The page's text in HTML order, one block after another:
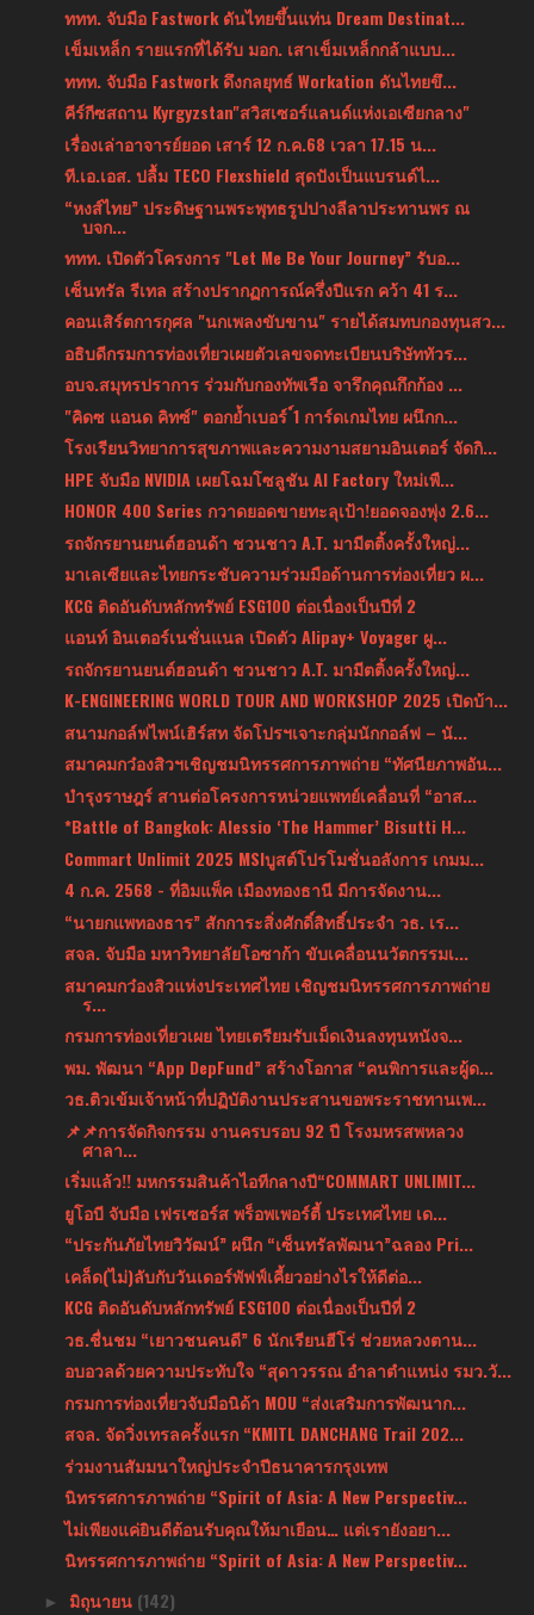
ททท. จับมือ Fastwork ดันไทยขึ้นแท่น Dream Destinat...
เข็มเหล็ก รายแรกที่ได้รับ มอก. เสาเข็มเหล็กกล้าแบบ...
ททท. จับมือ Fastwork ดึงกลยุทธ์ Workation ดันไทยขึ...
คีร์กีซสถาน Kyrgyzstan"สวิสเซอร์แลนด์แห่งเอเซียกลาง"
เรื่องเล่าอาจารย์ยอด เสาร์ 12 ก.ค.68 เวลา 17.15 น...
ที.เอ.เอส. ปลื้ม TECO Flexshield สุดปังเป็นแบรนด์ไ...
“หงส์ไทย” ประดิษฐานพระพุทธรูปปางลีลาประทานพร ณ
บจก...
ททท. เปิดตัวโครงการ "Let Me Be Your Journey” รับอ...
เซ็นทรัล รีเทล สร้างปรากฏการณ์ครึ่งปีแรก คว้า 41 ร...
คอนเสิร์ตการกุศล "นกเพลงขับขาน" รายได้สมทบกองทุนสว...
อธิบดีกรมการท่องเที่ยวเผยตัวเลขจดทะเบียนบริษัททัวร...
อบจ.สมุทรปราการ ร่วมกับกองทัพเรือ จารึกคุณกึกก้อง ...
"คิดซ แอนด คิทซ์" ตอกย้ำเบอร์ ์1 การ์ดเกมไทย ผนึกก...
โรงเรียนวิทยาการสุขภาพและความงามสยามอินเตอร์ จัดกิ...
HPE จับมือ NVIDIA เผยโฉมโซลูชัน AI Factory ใหม่เพื...
HONOR 400 Series กวาดยอดขายทะลุเป้า!ยอดจองพุ่ง 2.6...
รถจักรยานยนต์ฮอนด้า ชวนชาว A.T. มามีตติ้งครั้งใหญ่...
มาเลเซียและไทยกระชับความร่วมมือด้านการท่องเที่ยว ผ...
KCG ติดอันดับหลักทรัพย์ ESG100 ต่อเนื่องเป็นปีที่ 2
แอนท์ อินเตอร์เนชั่นแนล เปิดตัว Alipay+ Voyager ผู...
รถจักรยานยนต์ฮอนด้า ชวนชาว A.T. มามีตติ้งครั้งใหญ่...
K-ENGINEERING WORLD TOUR AND WORKSHOP 2025 เปิดบ้า...
สนามกอล์ฟไพน์เฮิร์สท จัดโปรฯเจาะกลุ่มนักกอล์ฟ – นั...
สมาคมกว๋องสิวฯเชิญชมนิทรรศการภาพถ่าย “ทัศนียภาพอัน...
บำรุงราษฎร์ สานต่อโครงการหน่วยแพทย์เคลื่อนที่ “อาส...
*Battle of Bangkok: Alessio ‘The Hammer’ Bisutti H...
Commart Unlimit 2025 MSIบูสต์โปรโมชั่นอลังการ เกมม...
4 ก.ค. 2568 - ที่อิมแพ็ค เมืองทองธานี มีการจัดงาน...
“นายกแพทองธาร” สักการะสิ่งศักดิ์สิทธิ์ประจำ วธ. เร...
สจล. จับมือ มหาวิทยาลัยโอซาก้า ขับเคลื่อนนวัตกรรมเ...
สมาคมกว๋องสิวแห่งประเทศไทย เชิญชมนิทรรศการภาพถ่าย
ร...
กรมการท่องเที่ยวเผย ไทยเตรียมรับเม็ดเงินลงทุนหนังจ...
พม. พัฒนา “App DepFund” สร้างโอกาส “คนพิการและผู้ด...
วธ.ติวเข้มเจ้าหน้าที่ปฏิบัติงานประสานขอพระราชทานเพ...
📌📌การจัดกิจกรรม งานครบรอบ 92 ปี โรงมหรสพหลวง
ศาลา...
เริ่มแล้ว!! มหกรรมสินค้าไอทีกลางปี“COMMART UNLIMIT...
ยูโอบี จับมือ เฟรเซอร์ส พร็อพเพอร์ตี้ ประเทศไทย เด...
“ประกันภัยไทยวิวัฒน์” ผนึก “เซ็นทรัลพัฒนา”ฉลอง Pri...
เคล็ด(ไม่)ลับกับวันเดอร์พัฟฟ์เคี้ยวอย่างไรให้ดีต่อ...
KCG ติดอันดับหลักทรัพย์ ESG100 ต่อเนื่องเป็นปีที่ 2
วธ.ชื่นชม “เยาวชนคนดี” 6 นักเรียนฮีโร่ ช่วยหลวงตาน...
อบอวลด้วยความประทับใจ “สุดาวรรณ อำลาตำแหน่ง รมว.วั...
กรมการท่องเที่ยวจับมือนิด้า MOU “ส่งเสริมการพัฒนาก...
สจล. จัดวิ่งเทรลครั้งแรก “KMITL DANCHANG Trail 202...
ร่วมงานสัมมนาใหญ่ประจำปีธนาคารกรุงเทพ
นิทรรศการภาพถ่าย “Spirit of Asia: A New Perspectiv...
ไม่เพียงแค่ยินดีต้อนรับคุณให้มาเยือน… แต่เรายังอยา...
นิทรรศการภาพถ่าย “Spirit of Asia: A New Perspectiv...
► มิถุนายน (142)